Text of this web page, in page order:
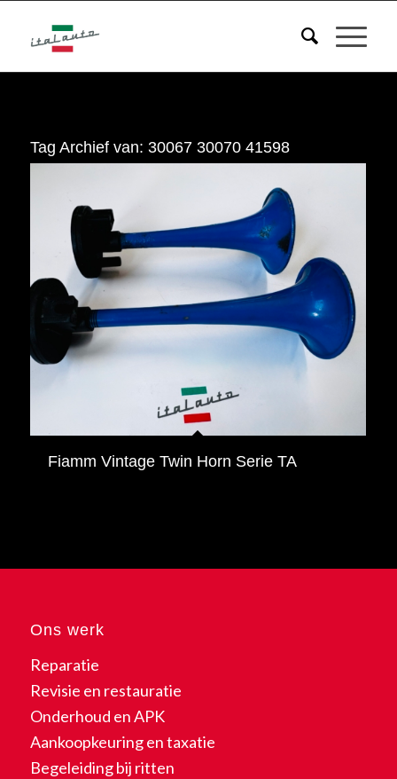
Tag Archief van: 30067 30070 41598
Fiamm Vintage Twin Horn Serie TA
Ons werk
Reparatie
Revisie en restauratie
Onderhoud en APK
Aankoopkeuring en taxatie
Begeleiding bij ritten